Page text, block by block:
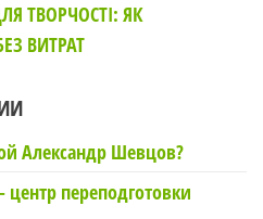
ТВОРЧОСТІ: ЯК
ВИТРАТ
Александр Шевцов?
переподготовки